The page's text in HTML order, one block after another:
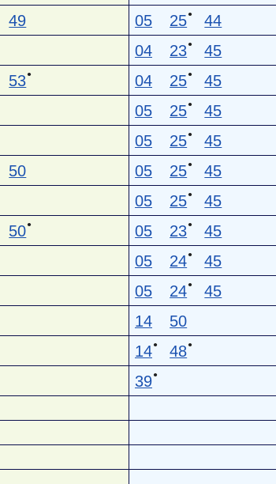
49 05 25● 44
04 23● 45
53● 04 25● 45
05 25● 45
05 25● 45
50 05 25● 45
05 25● 45
50● 05 23● 45
05 24● 45
05 24● 45
14 50
14● 48●
39●